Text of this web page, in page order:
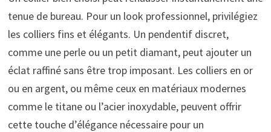
tenue de bureau. Pour un look professionnel, privilégiez
les colliers fins et élégants. Un pendentif discret,
comme une perle ou un petit diamant, peut ajouter un
éclat raffiné sans être trop imposant. Les colliers en or
ou en argent, ou même ceux en matériaux modernes
comme le titane ou l’acier inoxydable, peuvent offrir
cette touche d’élégance nécessaire pour un